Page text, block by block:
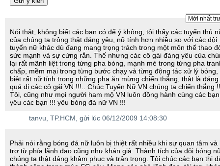
Nói thật, không biết các bạn có để ý không, tôi thấy các tuyển thủ
của chúng ta trông thật đáng yêu, nữ tính hơn nhiều so với các đội
tuyển nữ khác dù đang mang trọng trách trong một môn thể thao
sức mạnh và sự cứng rắn. Thế nhưng các cô gái đáng yêu của
lại rất mãnh liệt trong từng pha bóng, mạnh mẻ trong từng pha
chấp, mềm mại trong từng bước chạy và từng động tác xử lý bóng,
biệt rất nữ tính trong những pha ăn mừng chiến thắng, thật là đáng
quá đi các cô gái VN !!!.. Chúc Tuyển Nữ VN chúng ta chiến thắng
Tôi, cũng như mọi người ham mộ VN luôn đồng hành cùng các
yêu các bạn !!! yêu bóng đá nữ VN !!!
tanvu , TP.HCM, gửi lúc 06/12/2009 14:08:30
Phải nói rằng bóng đá nữ luôn bị thiệt rất nhiều khi sự quan tâm và
trợ từ phía lãnh đạo cũng như khán giả. Thành tích của đội bóng
chúng ta thật đáng khâm phục và trân trọng. Tôi chúc các bạn thi